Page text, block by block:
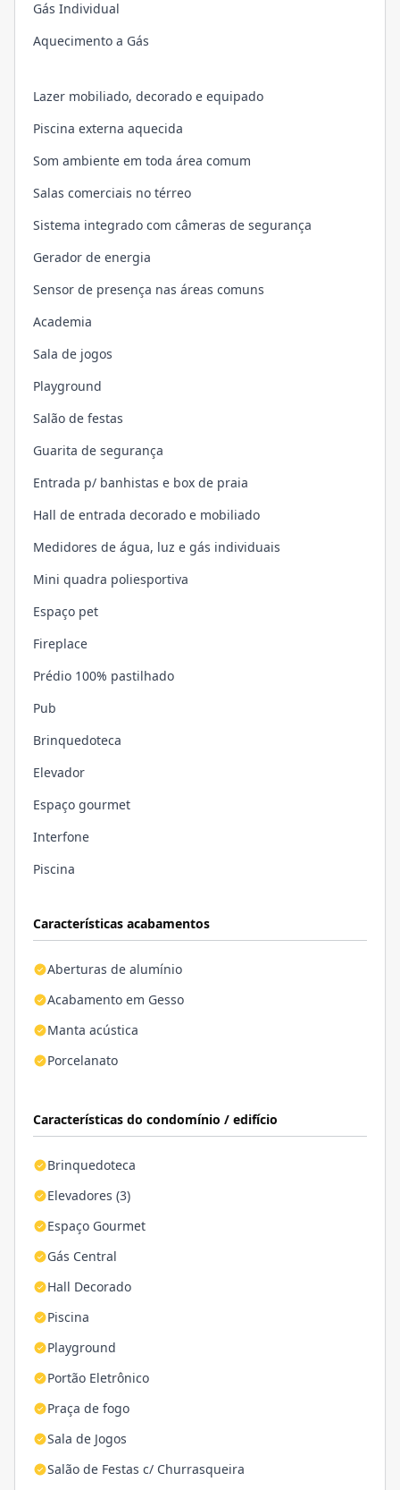
Características acabamentos
Aberturas de alumínio
Acabamento em Gesso
Manta acústica
Porcelanato
Características do condomínio / edifício
Brinquedoteca
Elevadores (3)
Espaço Gourmet
Gás Central
Hall Decorado
Piscina
Playground
Portão Eletrônico
Praça de fogo
Sala de Jogos
Salão de Festas c/ Churrasqueira
Gás Individual
Aquecimento a Gás
Lazer mobiliado, decorado e equipado
Piscina externa aquecida
Som ambiente em toda área comum
Salas comerciais no térreo
Sistema integrado com câmeras de segurança
Gerador de energia
Sensor de presença nas áreas comuns
Academia
Sala de jogos
Playground
Salão de festas
Guarita de segurança
Entrada p/ banhistas e box de praia
Hall de entrada decorado e mobiliado
Medidores de água, luz e gás individuais
Mini quadra poliesportiva
Espaço pet
Fireplace
Prédio 100% pastilhado
Pub
Brinquedoteca
Elevador
Espaço gourmet
Interfone
Piscina